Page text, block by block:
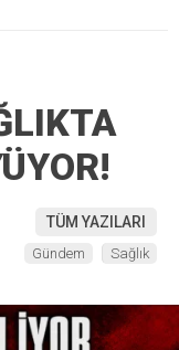
TÜM YAZILARI
Gündem Sağlık